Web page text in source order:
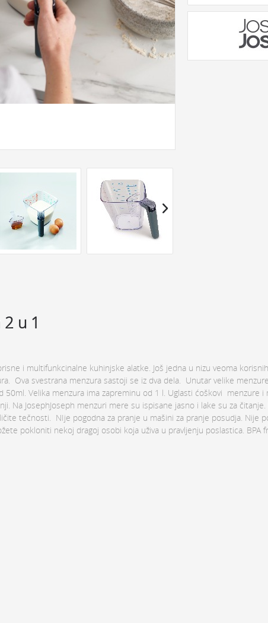
u 1
i multifunkcinalne kuhinjske alatke. Još jedna u nizu veoma
Ova svestrana menzura sastoji se iz dva dela. Unutar velike
Velika menzura ima zapreminu od 1 l. Uglasti ćoškovi menzure i
Na JosephJoseph menzuri mere su ispisane jasno i lake su za
tečnosti. NIje pogodna za pranje u mašini za pranje posudja. Nije
pokloniti nekoj dragoj osobi koja uživa u pravljenju poslastica. BPA